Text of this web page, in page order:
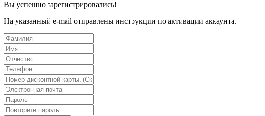
Вы успешно зарегистрировались!
На указанный e-mail отправлены инструкции по активации аккаунта.